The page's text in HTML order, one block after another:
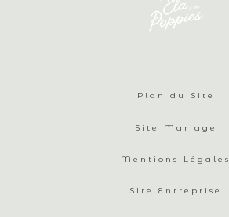
Plan du Site
Site Mariage
Mentions Légales
Site Entreprise